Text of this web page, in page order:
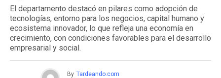
El departamento destacó en pilares como adopción de
tecnologías, entorno para los negocios, capital humano y
ecosistema innovador, lo que refleja una economía en
crecimiento, con condiciones favorables para el desarrollo
empresarial y social.
By Tardeando.com